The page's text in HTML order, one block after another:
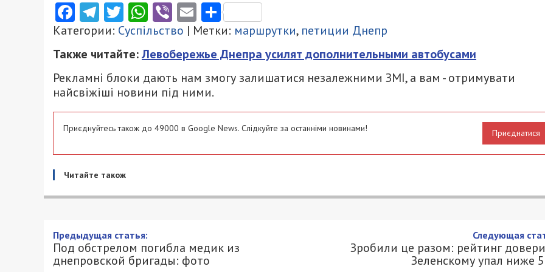
Facebook
Telegram
Twitter
WhatsApp
ViberEmailПоділитися
Категории: Суспільство | Метки: маршрутки, петиции Днепр
Также читайте:Левобережье Днепра усилят дополнительными автобусами
Рекламні блоки дають нам змогу залишатися незалежними ЗМІ, а вам - отримувати
найсвіжіші новини під ними.
Приєднуйтесь також до 49000 в Google News. Слідкуйте за останніми новинами! Приєднатися
Читайте також
Предыдущая статья:
Под обстрелом погибла медик из
днепровской бригады: фото
Следующая
Зробили це разом: рейтинг
Зеленскому упал ниже